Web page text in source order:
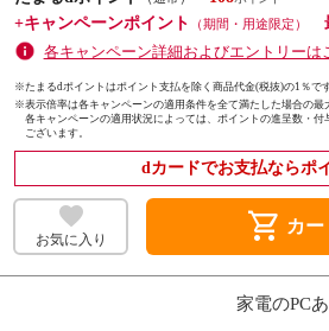
+キャンペーンポイント
（期間・用途限定）
各キャンペーン詳細およびエントリーは
※たまるdポイントはポイント支払を除く商品代金(税抜)の1％です
※表示倍率は各キャンペーンの適用条件を全て満たした場合の最
各キャンペーンの適用状況によっては、ポイントの進呈数・
ございます。
dカードでお支払ならポ
お気に入り shopping_cart カ
家電のPC